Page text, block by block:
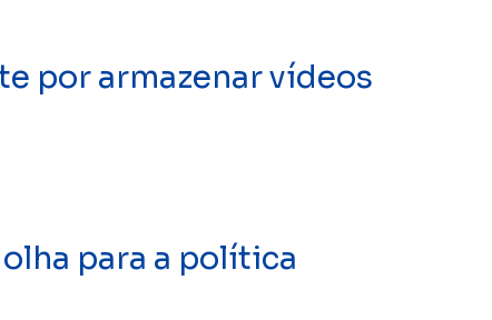
por armazenar vídeos
para a política